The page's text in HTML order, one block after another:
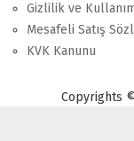
Gizlilik ve
Mesafeli Satış
KVK Kanunu
Copyrights